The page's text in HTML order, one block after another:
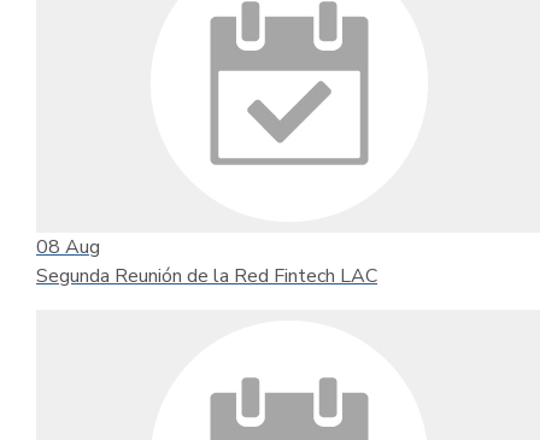
08 Aug
Segunda Reunión de la Red Fintech LAC